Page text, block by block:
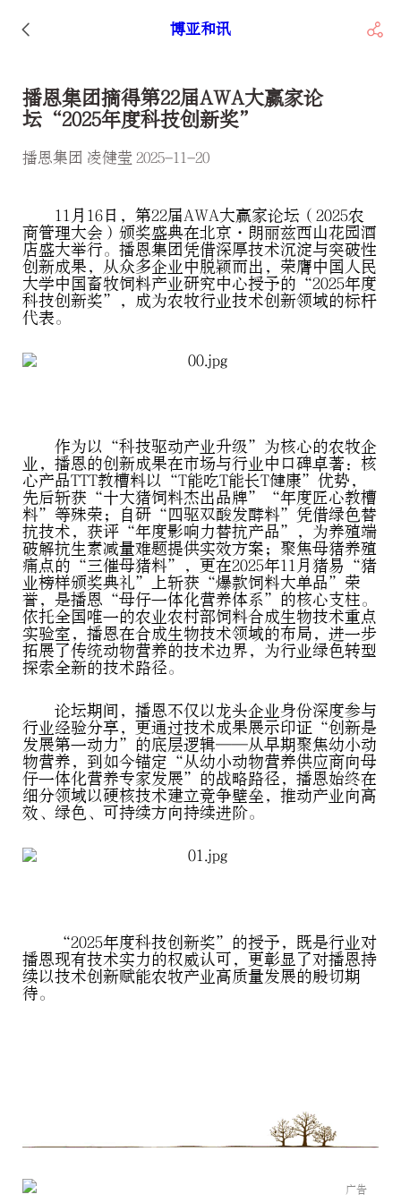
博亚和讯
播恩集团摘得第22届AWA大赢家论
坛“2025年度科技创新奖”
播恩集团 凌健莹 2025-11-20
11月16日，第22届AWA大赢家论坛（2025农
商管理大会）颁奖盛典在北京·朗丽兹西山花园酒
店盛大举行。播恩集团凭借深厚技术沉淀与突破性
创新成果，从众多企业中脱颖而出，荣膺中国人民
大学中国畜牧饲料产业研究中心授予的“2025年度
科技创新奖”，成为农牧行业技术创新领域的标杆
代表。
作为以“科技驱动产业升级”为核心的农牧企
业，播恩的创新成果在市场与行业中口碑卓著：核
心产品TTT教槽料以“T能吃T能长T健康”优势，
先后斩获“十大猪饲料杰出品牌”“年度匠心教槽
料”等殊荣；自研“四驱双酸发酵料”凭借绿色替
抗技术，获评“年度影响力替抗产品”，为养殖端
破解抗生素减量难题提供实效方案；聚焦母猪养殖
痛点的“三催母猪料”，更在2025年11月猪易“猪
业榜样颁奖典礼”上斩获“爆款饲料大单品”荣
誉，是播恩“母仔一体化营养体系”的核心支柱。
依托全国唯一的农业农村部饲料合成生物技术重点
实验室，播恩在合成生物技术领域的布局，进一步
拓展了传统动物营养的技术边界，为行业绿色转型
探索全新的技术路径。
论坛期间，播恩不仅以龙头企业身份深度参与
行业经验分享，更通过技术成果展示印证“创新是
发展第一动力”的底层逻辑——从早期聚焦幼小动
物营养，到如今锚定“从幼小动物营养供应商向母
仔一体化营养专家发展”的战略路径，播恩始终在
细分领域以硬核技术建立竞争壁垒，推动产业向高
效、绿色、可持续方向持续进阶。
“2025年度科技创新奖”的授予，既是行业对
播恩现有技术实力的权威认可，更彰显了对播恩持
续以技术创新赋能农牧产业高质量发展的殷切期
待。
广告